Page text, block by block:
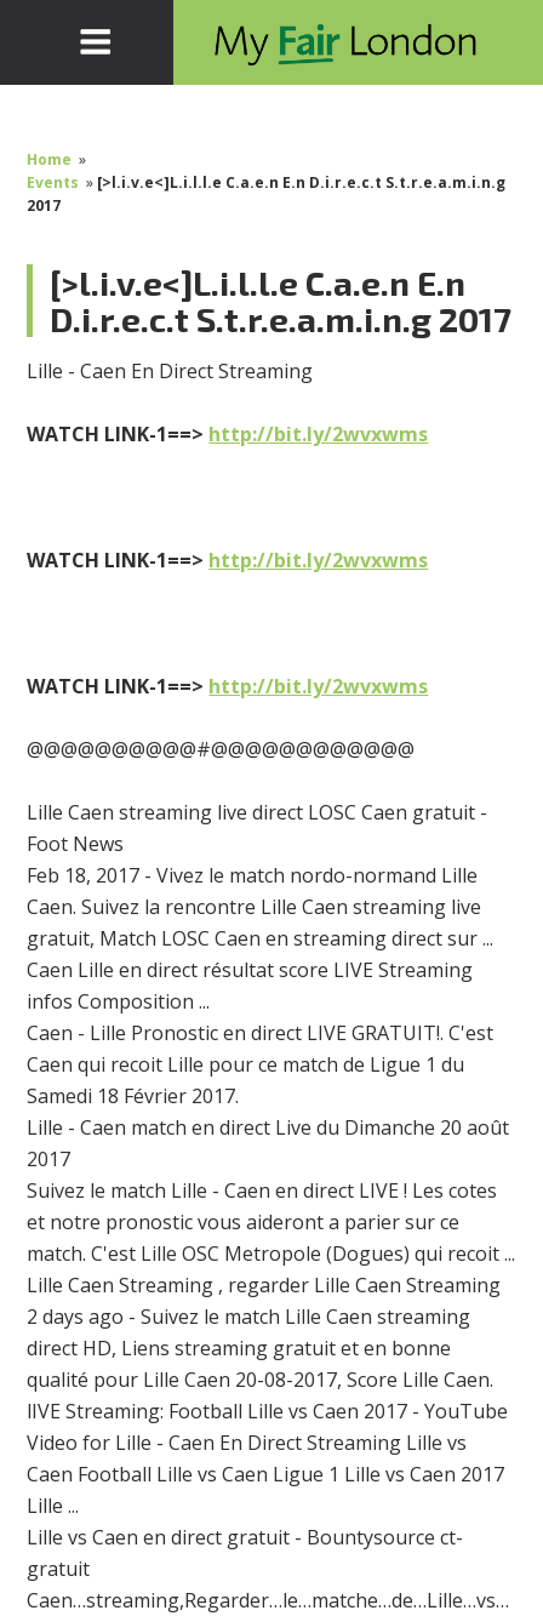
Home »
Events » [>l.i.v.e<]L.i.l.l.e C.a.e.n E.n D.i.r.e.c.t S.t.r.e.a.m.i.n.g
2017
[>l.i.v.e<]L.i.l.l.e C.a.e.n E.n
D.i.r.e.c.t S.t.r.e.a.m.i.n.g 2017
Lille - Caen En Direct Streaming
WATCH LINK-1==> http://bit.ly/2wvxwms
WATCH LINK-1==> http://bit.ly/2wvxwms
WATCH LINK-1==> http://bit.ly/2wvxwms
@@@@@@@@@@#@@@@@@@@@@@@
Lille Caen streaming live direct LOSC Caen gratuit -
Foot News
Feb 18, 2017 - Vivez le match nordo-normand Lille
Caen. Suivez la rencontre Lille Caen streaming live
gratuit, Match LOSC Caen en streaming direct sur ...
Caen Lille en direct résultat score LIVE Streaming
infos Composition ...
Caen - Lille Pronostic en direct LIVE GRATUIT!. C'est
Caen qui recoit Lille pour ce match de Ligue 1 du
Samedi 18 Février 2017.
Lille - Caen match en direct Live du Dimanche 20 août
2017
Suivez le match Lille - Caen en direct LIVE ! Les cotes
et notre pronostic vous aideront a parier sur ce
match. C'est Lille OSC Metropole (Dogues) qui recoit ...
Lille Caen Streaming , regarder Lille Caen Streaming
2 days ago - Suivez le match Lille Caen streaming
direct HD, Liens streaming gratuit et en bonne
qualité pour Lille Caen 20-08-2017, Score Lille Caen.
lIVE Streaming: Football Lille vs Caen 2017 - YouTube
Video for Lille - Caen En Direct Streaming Lille vs
Caen Football Lille vs Caen Ligue 1 Lille vs Caen 2017
Lille ...
Lille vs Caen en direct gratuit - Bountysource ct-
gratuit
Caen…streaming,Regarder…le…matche…de…Lille…vs…